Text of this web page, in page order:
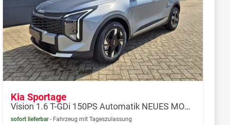
Kia Sportage
Vision 1.6 T-GDi 150PS Automatik NEUES MODELL MY26 FACELIFT Sitzheizung Lenkradheizung Klimaautomatik Navi Bluetooth Touchscreen Apple CarPlay Android Auto PDC v+h 17"LM Rückf.Kamera ACC 2x Keyless
sofort lieferbar Fahrzeug mit Tageszulassung